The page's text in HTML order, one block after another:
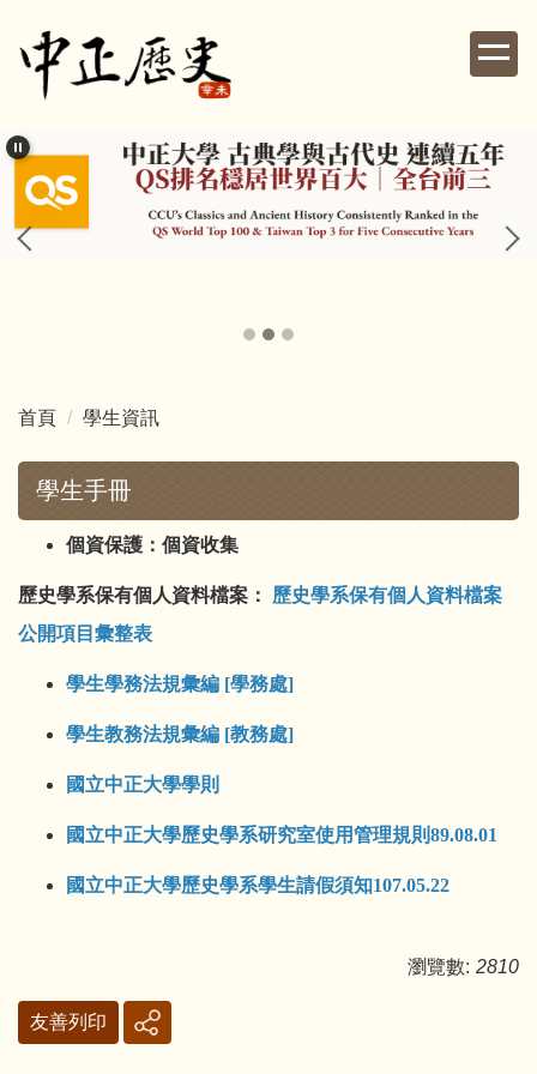
到
內
容
區
首頁 學生資訊
學生手冊
個資保護：個資收集
歷史學系保有個人資料檔案：
歷史學系保有個人資料檔案
公開項目彙整表
學生學務法規彙編 [學務處]
學生教務法規彙編 [教務處]
國立中正大學學則
國立中正大學歷史學系研究室使用管理規則89.08.01
國立中正大學歷史學系學生請假須知107.05.22
瀏覽數: 2810
友善列印